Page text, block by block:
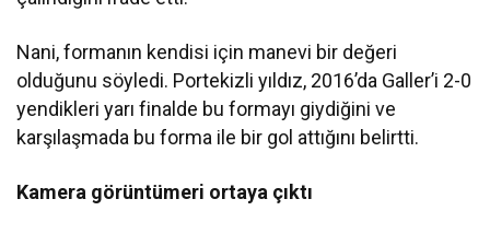
Nani, formanın kendisi için manevi bir değeri
olduğunu söyledi. Portekizli yıldız, 2016’da Galler’i 2-0
yendikleri yarı finalde bu formayı giydiğini ve
karşılaşmada bu forma ile bir gol attığını belirtti.
Kamera görüntümeri ortaya çıktı